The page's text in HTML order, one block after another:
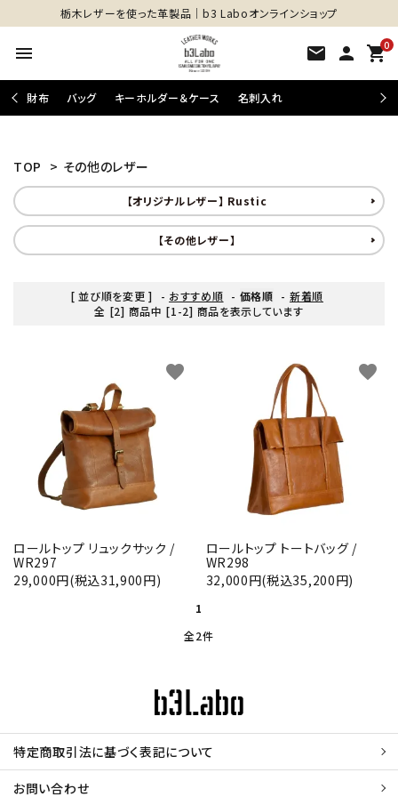
栃木レザーを使った革製品│b3 Laboオンラインショップ
menu mail person 0
shopping_cart
財布 バッグ キーホルダー＆ケース 名刺入れ
TOP > その他のレザー
【オリジナルレザー】 Rustic
【その他レザー】
[ 並び順を変更 ] - おすすめ順 - 価格順 - 新着順
全 [2] 商品中 [1-2] 商品を表示しています
ロールトップ リュックサック /
WR297
29,000円(税込31,900円)
favorite
ロールトップ トートバッグ /
WR298
32,000円(税込35,200円)
favorite
1
全2件
カテゴリー
特定商取引法に基づく表記について
お問い合わせ